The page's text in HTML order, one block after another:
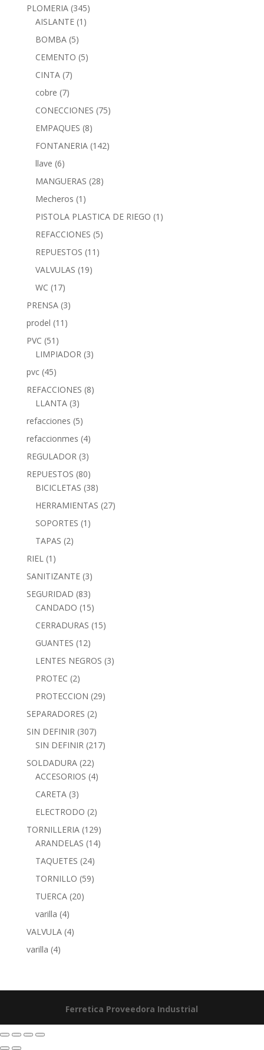
PLOMERIA (345)
AISLANTE (1)
BOMBA (5)
CEMENTO (5)
CINTA (7)
cobre (7)
CONECCIONES (75)
EMPAQUES (8)
FONTANERIA (142)
llave (6)
MANGUERAS (28)
Mecheros (1)
PISTOLA PLASTICA DE RIEGO (1)
REFACCIONES (5)
REPUESTOS (11)
VALVULAS (19)
WC (17)
PRENSA (3)
prodel (11)
PVC (51)
LIMPIADOR (3)
pvc (45)
REFACCIONES (8)
LLANTA (3)
refacciones (5)
refaccionmes (4)
REGULADOR (3)
REPUESTOS (80)
BICICLETAS (38)
HERRAMIENTAS (27)
SOPORTES (1)
TAPAS (2)
RIEL (1)
SANITIZANTE (3)
SEGURIDAD (83)
CANDADO (15)
CERRADURAS (15)
GUANTES (12)
LENTES NEGROS (3)
PROTEC (2)
PROTECCION (29)
SEPARADORES (2)
SIN DEFINIR (307)
SIN DEFINIR (217)
SOLDADURA (22)
ACCESORIOS (4)
CARETA (3)
ELECTRODO (2)
TORNILLERIA (129)
ARANDELAS (14)
TAQUETES (24)
TORNILLO (59)
TUERCA (20)
varilla (4)
VALVULA (4)
varilla (4)
Ferretica Proveedora Industrial